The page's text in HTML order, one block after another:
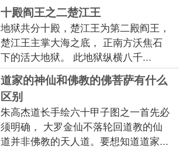
十殿阎王之二楚江王
地狱共分十殿，楚江王为第二殿阎王，
楚江王主掌大海之底， 正南方沃焦石
下的活大地狱。 此地狱纵横八千...
道家的神仙和佛教的佛菩萨有什么
区别
朱高杰道长手绘六十甲子图之一首先必
须明确， 大罗金仙不落轮回道教的仙
道并非佛教的天人道。要想知道道家...